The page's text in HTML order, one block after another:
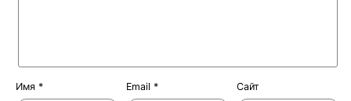
Имя * Email * Сайт